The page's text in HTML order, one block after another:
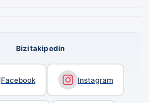
Bizi takip edin
Facebook Instagram